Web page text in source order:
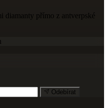
diamanty přímo z antverpské
Odebírat